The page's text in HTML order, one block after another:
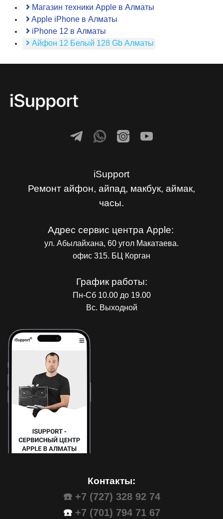
Магазин техники Apple в Алматы
Apple iPhone в Алматы
iPhone 12 в Алматы
Айфон 12 Белый 128 Gb Алматы
iSupport
Ремонт айфон, айпад, макбук, аймак,
часы.
Адрес сервис центра Apple:
ул. Абылайхана, 60 угол Макатаева.
офис 315. БЦ Корган
График работы:
Пн-Сб 10.00 до 19.00
Вс. Выходной
Контакты:
☎️ +7 (727) 328 92 74
☎️ +7 (701) 794 71 67